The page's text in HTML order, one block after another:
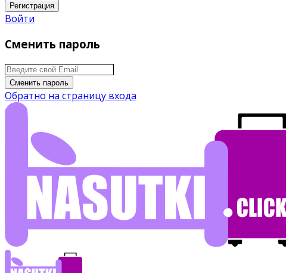
Регистрация
Войти
Сменить пароль
Сменить пароль
Обратно на страницу входа